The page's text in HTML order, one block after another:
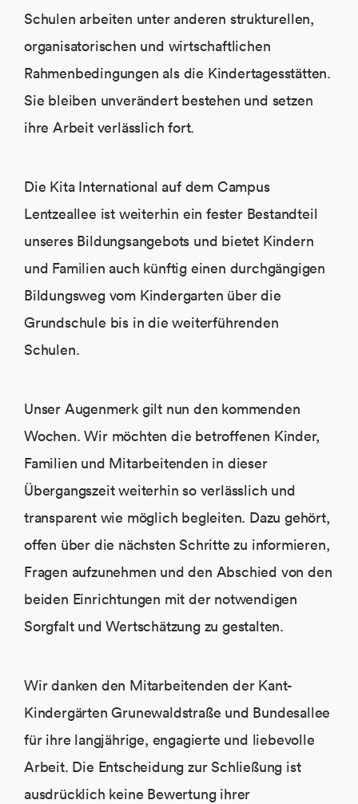
Schulen arbeiten unter anderen strukturellen,
organisatorischen und wirtschaftlichen
Rahmenbedingungen als die Kindertagesstätten.
Sie bleiben unverändert bestehen und setzen
ihre Arbeit verlässlich fort.
Die Kita International auf dem Campus
Lentzeallee ist weiterhin ein fester Bestandteil
unseres Bildungsangebots und bietet Kindern
und Familien auch künftig einen durchgängigen
Bildungsweg vom Kindergarten über die
Grundschule bis in die weiterführenden
Schulen.
Unser Augenmerk gilt nun den kommenden
Wochen. Wir möchten die betroffenen Kinder,
Familien und Mitarbeitenden in dieser
Übergangszeit weiterhin so verlässlich und
transparent wie möglich begleiten. Dazu gehört,
offen über die nächsten Schritte zu informieren,
Fragen aufzunehmen und den Abschied von den
beiden Einrichtungen mit der notwendigen
Sorgfalt und Wertschätzung zu gestalten.
Wir danken den Mitarbeitenden der Kant-
Kindergärten Grunewaldstraße und Bundesallee
für ihre langjährige, engagierte und liebevolle
Arbeit. Die Entscheidung zur Schließung ist
ausdrücklich keine Bewertung ihrer